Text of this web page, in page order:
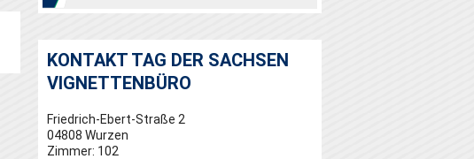
KONTAKT TAG DER SACHSEN
VIGNETTENBÜRO
Friedrich-Ebert-Straße 2
04808 Wurzen
Zimmer: 102